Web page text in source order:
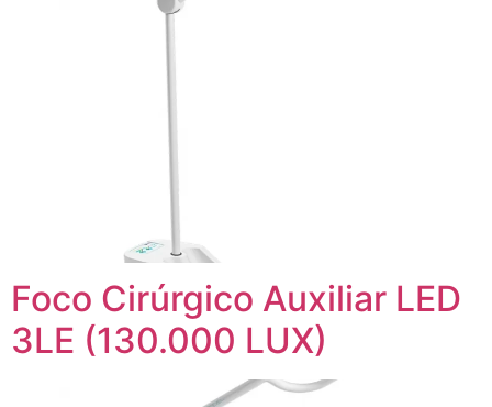
Foco Cirúrgico Auxiliar LED
3LE (130.000 LUX)